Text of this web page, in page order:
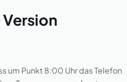
um Punkt 8:00 Uhr das Telefon